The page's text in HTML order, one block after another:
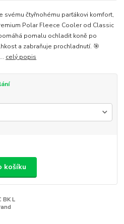
svému čtyřnohému parťákovi komfort,
Polar Fleece Cooler od Classic
pomalu ochladit koně po
a zabraňuje prochladnutí. 🎯
celý popis
košíku
BK L